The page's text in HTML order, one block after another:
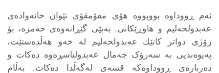
ئەم ڕووداوە بووبووە هۆی مقۆمقۆی نێوان خانەوادەی
عەبدولحەلیم و هاوڕێکانی. بەپێی گێڕانەوەی حەمزە، بۆ
رۆژی دواتر کاتێك عەبدولحەلیم لە خەو هەڵدەستێت،
پەیوەندیی بە سەرۆک جەمال عەبدولناسڕەوە دەکات و
دەربارەی ڕووداوەکە قسەی لەگەڵدا دەکات. بەڵام